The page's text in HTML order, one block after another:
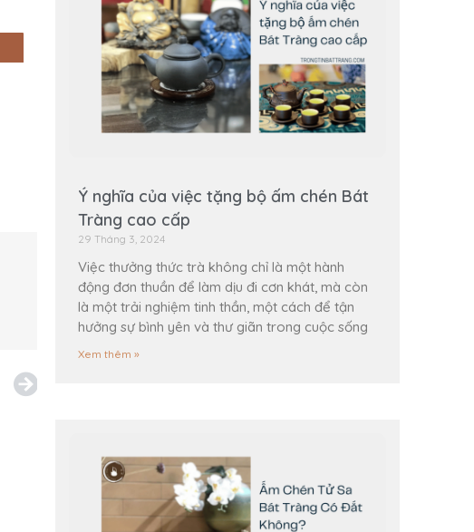
Ý nghĩa của việc tặng bộ ấm chén Bát
Tràng cao cấp
29 Tháng 3, 2024
Việc thưởng thức trà không chỉ là một hành
động đơn thuần để làm dịu đi cơn khát, mà còn
là một trải nghiệm tinh thần, một cách để tận
hưởng sự bình yên và thư giãn trong cuộc sống
Xem thêm »